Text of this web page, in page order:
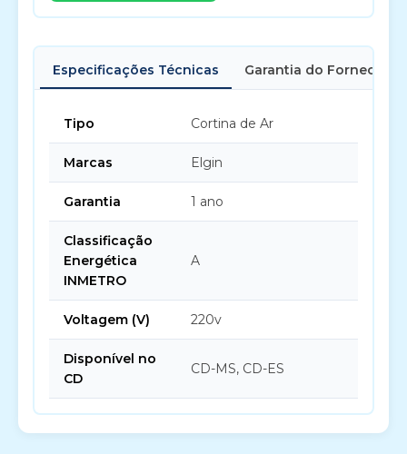
Especificações Técnicas Garantia do Fornecedor
Tipo Cortina de Ar
Marcas Elgin
Garantia 1 ano
Classificação
Energética
INMETRO
A
Voltagem (V) 220v
Disponível no
CD
CD-MS, CD-ES